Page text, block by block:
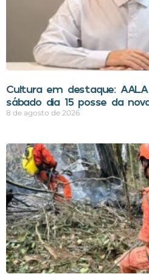
Cultura em destaque:
sábado dia 15 posse da
8 de agosto de 2026